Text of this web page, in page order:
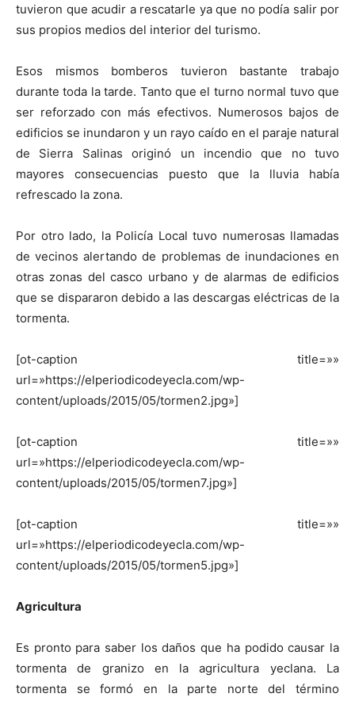
tuvieron que acudir a rescatarle ya que no podía salir por
sus propios medios del interior del turismo.
Esos mismos bomberos tuvieron bastante trabajo
durante toda la tarde. Tanto que el turno normal tuvo que
ser reforzado con más efectivos. Numerosos bajos de
edificios se inundaron y un rayo caído en el paraje natural
de Sierra Salinas originó un incendio que no tuvo
mayores consecuencias puesto que la lluvia había
refrescado la zona.
Por otro lado, la Policía Local tuvo numerosas llamadas
de vecinos alertando de problemas de inundaciones en
otras zonas del casco urbano y de alarmas de edificios
que se dispararon debido a las descargas eléctricas de la
tormenta.
[ot-caption title=»»
url=»https://elperiodicodeyecla.com/wp-
content/uploads/2015/05/tormen2.jpg»]
[ot-caption title=»»
url=»https://elperiodicodeyecla.com/wp-
content/uploads/2015/05/tormen7.jpg»]
[ot-caption title=»»
url=»https://elperiodicodeyecla.com/wp-
content/uploads/2015/05/tormen5.jpg»]
Agricultura
Es pronto para saber los daños que ha podido causar la
tormenta de granizo en la agricultura yeclana. La
tormenta se formó en la parte norte del término